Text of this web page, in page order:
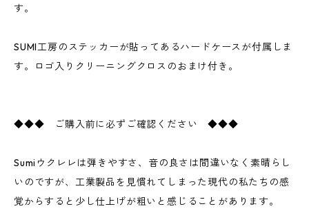
す。
SUMI工房のステッカーが貼ってあるハードケースが付属しま
す。ロゴ入りクリーニングクロスのおまけ付き。
◆◆◆ ご購入前に必ずご確認ください ◆◆◆
Sumiウクレレは弾きやすさ、音の良さは間違いなく素晴らし
いのですが、工業製品を見慣れてしまった現代の私たちの感
覚からすると少し仕上げが粗いと感じることがあります。